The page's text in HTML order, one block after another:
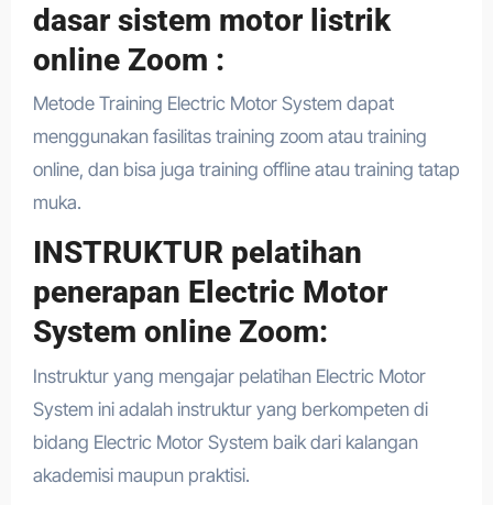
dasar sistem motor listrik
online Zoom :
Metode Training Electric Motor System dapat
menggunakan fasilitas training zoom atau training
online, dan bisa juga training offline atau training tatap
muka.
INSTRUKTUR pelatihan
penerapan Electric Motor
System online Zoom:
Instruktur yang mengajar pelatihan Electric Motor
System ini adalah instruktur yang berkompeten di
bidang Electric Motor System baik dari kalangan
akademisi maupun praktisi.